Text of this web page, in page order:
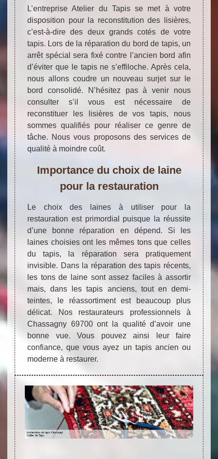
L’entreprise Atelier du Tapis se met à votre
disposition pour la reconstitution des lisières,
c’est-à-dire des deux grands cotés de votre
tapis. Lors de la réparation du bord de tapis, un
arrêt spécial sera fixé contre l’ancien bord afin
d’éviter que le tapis ne s’effiloche. Après cela,
nous allons coudre un nouveau surjet sur le
bord consolidé. N’hésitez pas à venir nous
consulter s’il vous est nécessaire de
reconstituer les lisières de vos tapis, nous
sommes qualifiés pour réaliser ce genre de
tâche. Nous vous proposons des services de
qualité à moindre coût.
Importance du choix de laine
pour la restauration
Le choix des laines à utiliser pour la
restauration est primordial puisque la réussite
d’une bonne réparation en dépend. Si les
laines choisies ont les mêmes tons que celles
du tapis, la réparation sera pratiquement
invisible. Dans la réparation des tapis récents,
les tons de laine sont assez faciles à assortir
mais, dans les tapis anciens, tout en demi-
teintes, le réassortiment est beaucoup plus
délicat. Nos restaurateurs professionnels à
Chassagny 69700 ont la qualité d’avoir une
bonne vue. Vous pouvez ainsi leur faire
confiance, que vous ayez un tapis ancien ou
moderne à restaurer.